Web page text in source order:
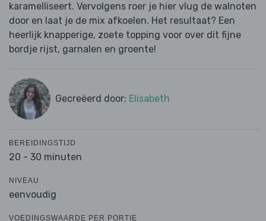
karamelliseert. Vervolgens roer je hier vlug de walnoten
door en laat je de mix afkoelen. Het resultaat? Een
heerlijk knapperige, zoete topping voor over dit fijne
bordje rijst, garnalen en groente!
Gecreëerd door: Elisabeth
BEREIDINGSTIJD
20 - 30 minuten
NIVEAU
eenvoudig
VOEDINGSWAARDE PER PORTIE